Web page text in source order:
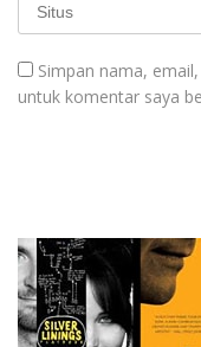
Simpan nama,
untuk komentar saya